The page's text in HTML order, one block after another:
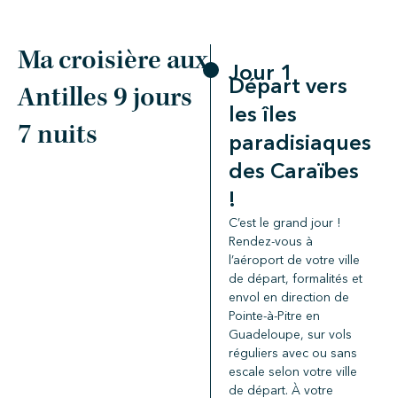
Ma croisière aux
Antilles 9 jours
7 nuits
Jour 1
Départ vers
les îles
paradisiaques
des Caraïbes
!
C’est le grand jour !
Rendez-vous à
l’aéroport de votre ville
de départ, formalités et
envol en direction de
Pointe-à-Pitre en
Guadeloupe, sur vols
réguliers avec ou sans
escale selon votre ville
de départ. À votre